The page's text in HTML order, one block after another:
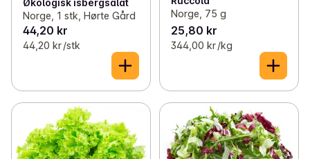
Norge, 1 stk, Hørte Gård
44,20 kr
44,20 kr /stk
Norge, 75 g
25,80 kr
344,00 kr /kg